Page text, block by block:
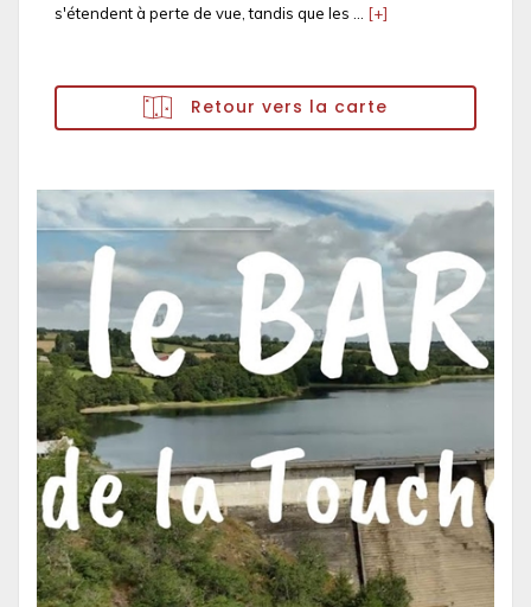
s'étendent à perte de vue, tandis que les ... [+]
Retour vers la carte